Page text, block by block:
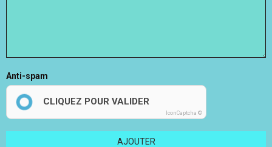
Anti-spam
CLIQUEZ POUR VALIDER
IconCaptcha ©
AJOUTER